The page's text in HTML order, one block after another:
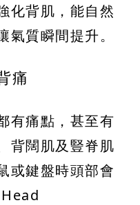
化背肌，能自然
質瞬間提升。
痛
有痛點，甚至有
背闊肌及豎脊肌
或鍵盤時頭部會